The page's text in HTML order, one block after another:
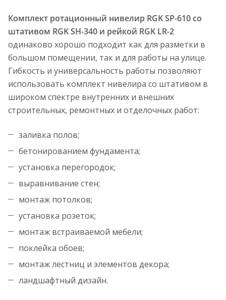
Комплект ротационный нивелир RGK SP-610 со
штативом RGK SH-340 и рейкой RGK LR-2
одинаково хорошо подходит как для разметки в
большом помещении, так и для работы на улице.
Гибкость и универсальность работы позволяют
использовать комплект нивелира со штативом в
широком спектре внутренних и внешних
строительных, ремонтных и отделочных работ:
заливка полов;
бетонированием фундамента;
установка перегородок;
выравнивание стен;
монтаж потолков;
установка розеток;
монтаж встраиваемой мебели;
поклейка обоев;
монтаж лестниц и элементов декора;
ландшафтный дизайн.